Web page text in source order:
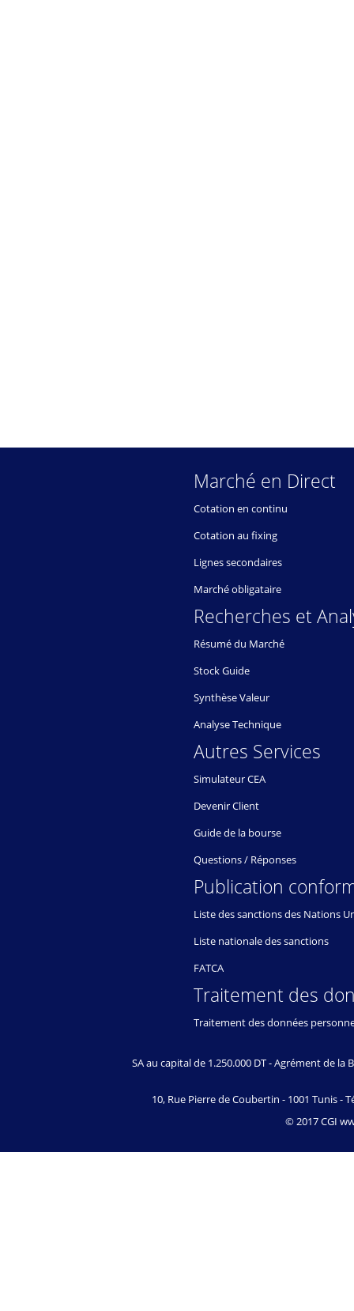
Marché en Direct
Cotation en continu
Cotation au fixing
Lignes secondaires
Marché obligataire
Recherches et
Résumé du Marché
Stock Guide
Synthèse Valeur
Analyse Technique
Autres Services
Simulateur CEA
Devenir Client
Guide de la bourse
Questions / Réponses
Publication
Liste des sanctions des Nations
Liste nationale des sanctions
FATCA
Traitement des
Traitement des données
SA au capital de 1.250.000 DT - Agrément de la
10, Rue Pierre de Coubertin - 1001 Tunis -
© 2017 CGI